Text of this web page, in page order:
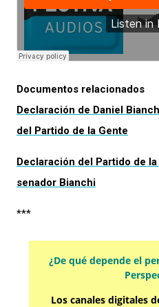
Documentos relacionados
Declaración de Daniel
del Partido de la Gente
Declaración del Partido de
senador Bianchi
***
¿De qué depende el
Los canales digitales